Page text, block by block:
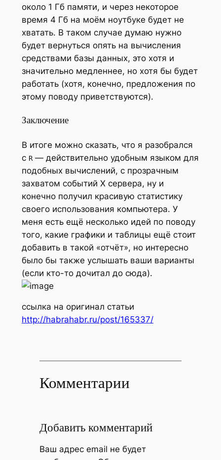
около 1 Гб памяти, и через некоторое
время 4 Гб на моём ноутбуке будет не
хватать. В таком случае думаю нужно
будет вернуться опять на вычисления
средствами базы данных, это хотя и
значительно медленнее, но хотя бы будет
работать (хотя, конечно, предложения по
этому поводу приветствуются).
Заключение
В итоге можно сказать, что я разобрался
с R— действительно удобным языком для
подобных вычислений, с прозрачным
захватом событий X сервера, ну и
конечно получил красивую статистику
своего использования компьютера. У
меня есть ещё несколько идей по поводу
того, какие графики и таблицы ещё стоит
добавить в такой «отчёт», но интересно
было бы также услышать ваши варианты
(если кто-то дочитал до сюда).
ссылка на оригинал статьи
http://habrahabr.ru/post/165337/
Комментарии
Добавить комментарий
Ваш адрес email не будет